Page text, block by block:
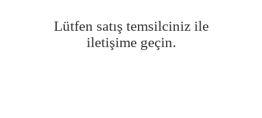
Lütfen satış temsilciniz ile
iletişime geçin.